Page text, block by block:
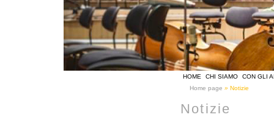
HOME CHI SIAMO
CON GLI
Home page » Notizie
Notizie